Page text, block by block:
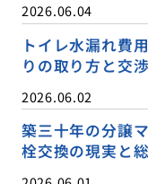
2026.06.04
トイレ水漏れ費
りの取り方と交
2026.06.02
築三十年の分譲
栓交換の現実と